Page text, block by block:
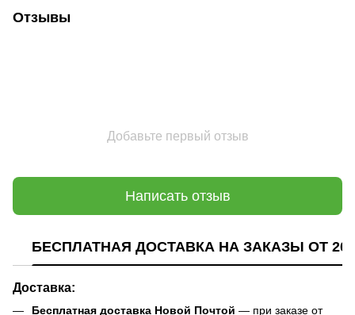
Отзывы
Добавьте первый отзыв
Написать отзыв
БЕСПЛАТНАЯ ДОСТАВКА НА ЗАКАЗЫ ОТ
Доставка:
Бесплатная доставка Новой Почтой — при заказе от